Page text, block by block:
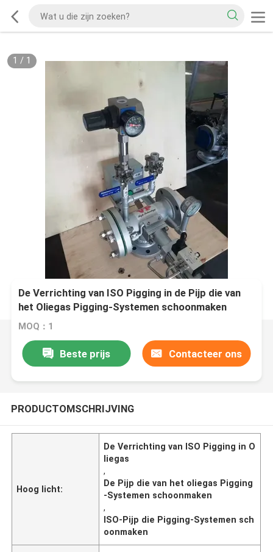
1 / 1
De Verrichting van ISO Pigging in de Pijp die van
het Oliegas Pigging-Systemen schoonmaken
MOQ：1
Beste prijs Contacteer ons
PRODUCTOMSCHRIJVING
Hoog licht:
De Verrichting van ISO Pigging in O
liegas
,
De Pijp die van het oliegas Pigging
-Systemen schoonmaken
,
ISO-Pijp die Pigging-Systemen sch
oonmaken